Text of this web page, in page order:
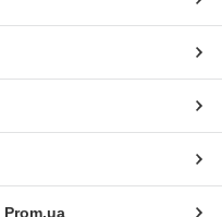
Prom.ua